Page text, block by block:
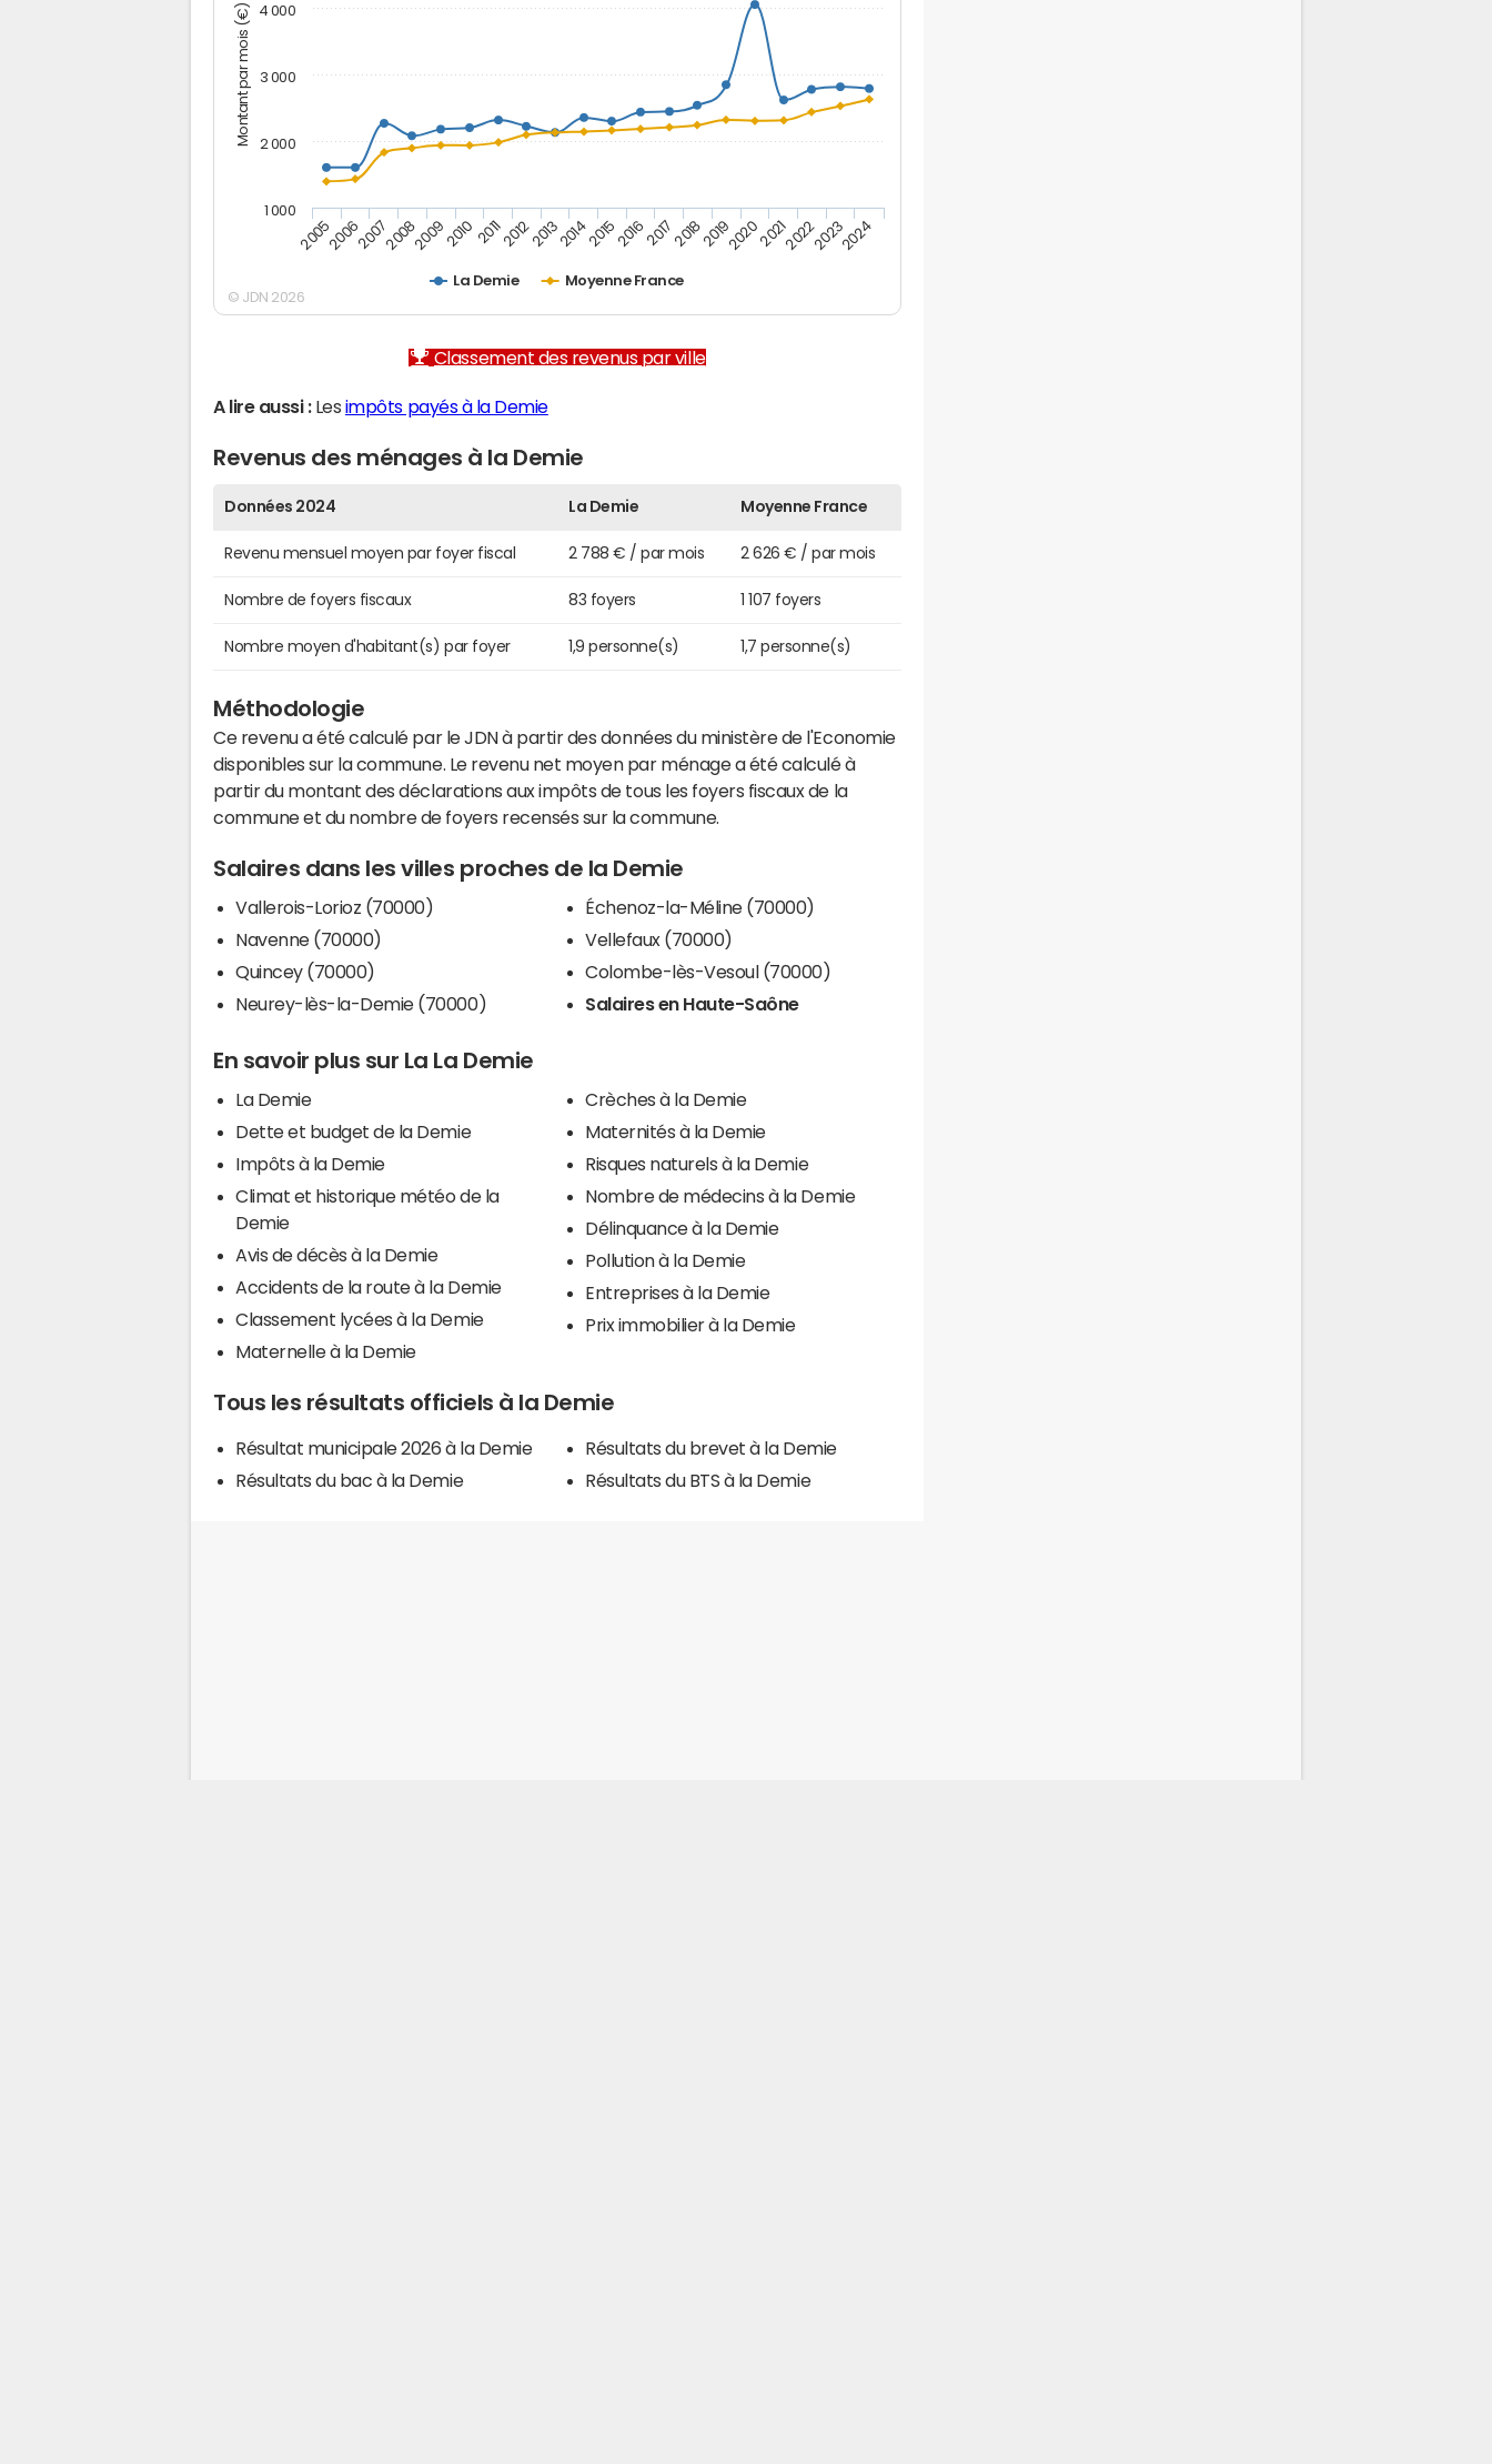
Montant par mois (€)
La Demie Moyenne France
200520062007200820092010 20112012201320142015201620172018201920202021202220232024
1 000
2 000
3 000
4 000
© JDN 2026
Classement des revenus par ville
A lire aussi :Les impôts payés à la Demie
Revenus des ménages à la Demie
Données 2024 La Demie Moyenne France
Revenu mensuel moyen par foyer fiscal 2 788 € / par mois 2 626 € / par mois
Nombre de foyers fiscaux 83 foyers 1 107 foyers
Nombre moyen d'habitant(s) par foyer 1,9 personne(s) 1,7 personne(s)
Méthodologie
Ce revenu a été calculé par le JDN à partir des données du ministère de l'Economie
disponibles sur la commune. Le revenu net moyen par ménage a été calculé à
partir du montant des déclarations aux impôts de tous les foyers fiscaux de la
commune et du nombre de foyers recensés sur la commune.
Salaires dans les villes proches de la Demie
Vallerois-Lorioz (70000)
Navenne (70000)
Quincey (70000)
Neurey-lès-la-Demie (70000)
Échenoz-la-Méline (70000)
Vellefaux (70000)
Colombe-lès-Vesoul (70000)
Salaires en Haute-Saône
En savoir plus sur La La Demie
La Demie
Dette et budget de la Demie
Impôts à la Demie
Climat et historique météo de la
Demie
Avis de décès à la Demie
Accidents de la route à la Demie
Classement lycées à la Demie
Maternelle à la Demie
Crèches à la Demie
Maternités à la Demie
Risques naturels à la Demie
Nombre de médecins à la Demie
Délinquance à la Demie
Pollution à la Demie
Entreprises à la Demie
Prix immobilier à la Demie
Tous les résultats officiels à la Demie
Résultat municipale 2026 à la Demie
Résultats du bac à la Demie
Résultats du brevet à la Demie
Résultats du BTS à la Demie